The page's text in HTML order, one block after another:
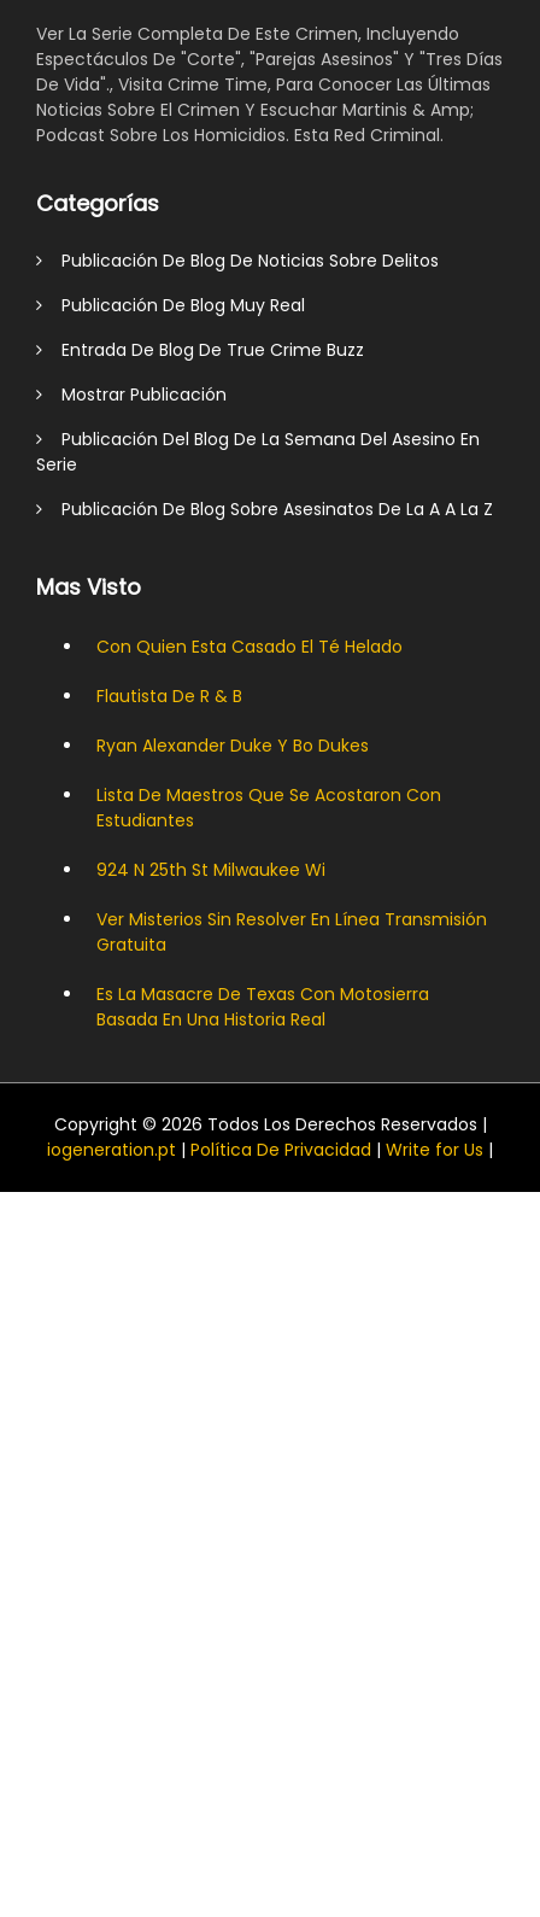
Ver La Serie Completa De Este Crimen, Incluyendo
Espectáculos De "Corte", "Parejas Asesinos" Y "Tres Días
De Vida"., Visita Crime Time, Para Conocer Las Últimas
Noticias Sobre El Crimen Y Escuchar Martinis & Amp;
Podcast Sobre Los Homicidios. Esta Red Criminal.
Categorías
Publicación De Blog De Noticias Sobre Delitos
Publicación De Blog Muy Real
Entrada De Blog De True Crime Buzz
Mostrar Publicación
Publicación Del Blog De La Semana Del Asesino En
Serie
Publicación De Blog Sobre Asesinatos De La A A La Z
Mas Visto
Con Quien Esta Casado El Té Helado
Flautista De R & B
Ryan Alexander Duke Y Bo Dukes
Lista De Maestros Que Se Acostaron Con
Estudiantes
924 N 25th St Milwaukee Wi
Ver Misterios Sin Resolver En Línea Transmisión
Gratuita
Es La Masacre De Texas Con Motosierra
Basada En Una Historia Real
Copyright © 2026 Todos Los Derechos Reservados |
iogeneration.pt | Política De Privacidad | Write for Us |